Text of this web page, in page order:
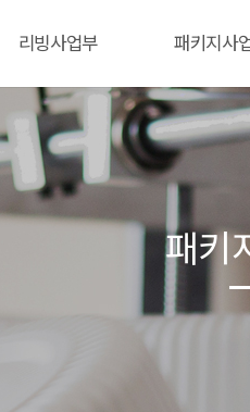
리빙사업부 패키지사
패키